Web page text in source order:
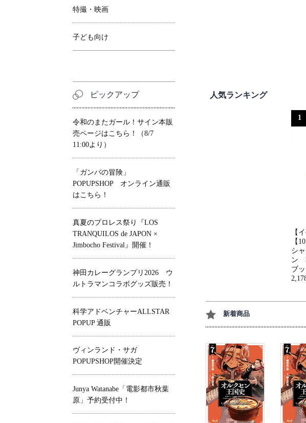
人気ランキング
1
【
【
シ
ン
ブ
新着商品
特撮・映画
子ども向け
ピックアップ
令和のまたガール！サイン本販
売ページはこちら！（8/7
11:00より）
「ガンバの冒険」
POPUPSHOP オンライン通販
はこちら！
真夏のプロレス祭り『LOS
TRANQUILOS de JAPON ×
Jimbocho Festival』開催！
神田カレーグランプリ2026 ウ
ルトラマンコラボグッズ販売！
科学アドベンチャーALLSTAR
POPUP 通販
ヴィンランド・サガ
POPUPSHOP開催決定
Junya Watanabe「電影都市秋葉
原」予約受付中！